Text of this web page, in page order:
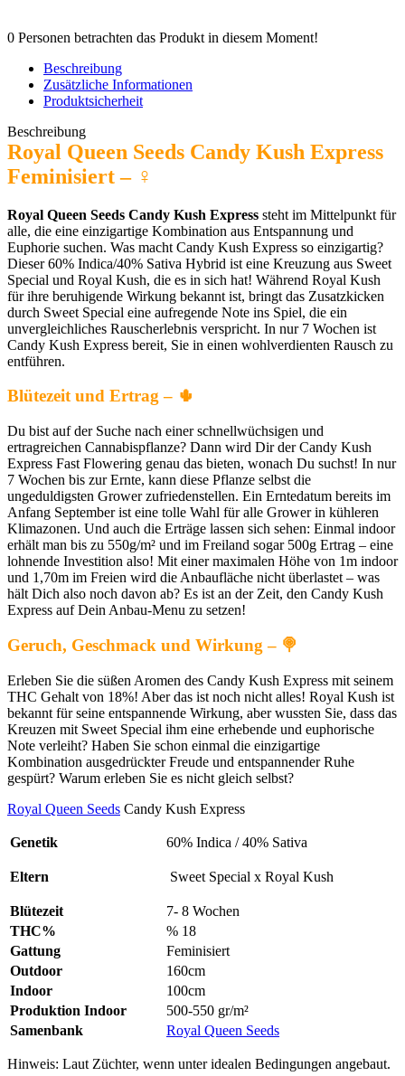
0 Personen betrachten das Produkt in diesem Moment!
Beschreibung
Zusätzliche Informationen
Produktsicherheit
Beschreibung
Royal Queen Seeds Candy Kush Express
Feminisiert – ♀️
Royal Queen Seeds Candy Kush Express steht im Mittelpunkt für
alle, die eine einzigartige Kombination aus Entspannung und
Euphorie suchen. Was macht Candy Kush Express so einzigartig?
Dieser 60% Indica/40% Sativa Hybrid ist eine Kreuzung aus Sweet
Special und Royal Kush, die es in sich hat! Während Royal Kush
für ihre beruhigende Wirkung bekannt ist, bringt das Zusatzkicken
durch Sweet Special eine aufregende Note ins Spiel, die ein
unvergleichliches Rauscherlebnis verspricht. In nur 7 Wochen ist
Candy Kush Express bereit, Sie in einen wohlverdienten Rausch zu
entführen.
Blütezeit und Ertrag – 🌵
Du bist auf der Suche nach einer schnellwüchsigen und
ertragreichen Cannabispflanze? Dann wird Dir der Candy Kush
Express Fast Flowering genau das bieten, wonach Du suchst! In nur
7 Wochen bis zur Ernte, kann diese Pflanze selbst die
ungeduldigsten Grower zufriedenstellen. Ein Erntedatum bereits im
Anfang September ist eine tolle Wahl für alle Grower in kühleren
Klimazonen. Und auch die Erträge lassen sich sehen: Einmal indoor
erhält man bis zu 550g/m² und im Freiland sogar 500g Ertrag – eine
lohnende Investition also! Mit einer maximalen Höhe von 1m indoor
und 1,70m im Freien wird die Anbaufläche nicht überlastet – was
hält Dich also noch davon ab? Es ist an der Zeit, den Candy Kush
Express auf Dein Anbau-Menu zu setzen!
Geruch, Geschmack und Wirkung – 🍭
Erleben Sie die süßen Aromen des Candy Kush Express mit seinem
THC Gehalt von 18%! Aber das ist noch nicht alles! Royal Kush ist
bekannt für seine entspannende Wirkung, aber wussten Sie, dass das
Kreuzen mit Sweet Special ihm eine erhebende und euphorische
Note verleiht? Haben Sie schon einmal die einzigartige
Kombination ausgedrückter Freude und entspannender Ruhe
gespürt? Warum erleben Sie es nicht gleich selbst?
Royal Queen Seeds Candy Kush Express
Genetik 60% Indica / 40% Sativa
Eltern Sweet Special x Royal Kush
Blütezeit
7- 8 Wochen
THC%
% 18
Gattung
Feminisiert
Outdoor
160cm
Indoor
100cm
Produktion Indoor
500-550 gr/m²
Samenbank
Royal Queen Seeds
Hinweis: Laut Züchter, wenn unter idealen Bedingungen angebaut.